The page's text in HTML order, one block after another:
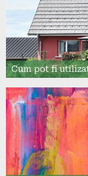
Cum pot fi